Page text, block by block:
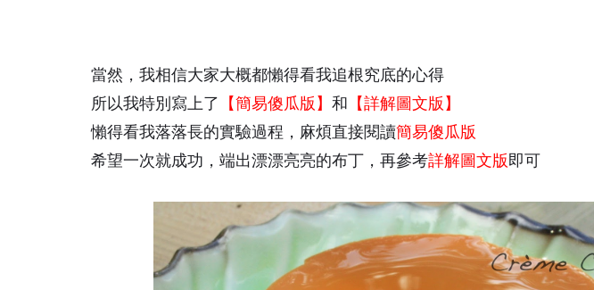
當然，我相信大家大概都懶得看我追根究底的心得
所以我特別寫上了 【簡易傻瓜版】 和 【詳解圖文版】
懶得看我落落長的實驗過程，麻煩直接閱讀簡易傻瓜版
希望一次就成功，端出漂漂亮亮的布丁，再參考詳解圖文版即可